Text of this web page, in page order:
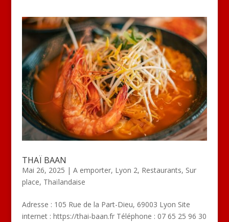
THAÏ BAAN
Mai 26, 2025 | A emporter, Lyon 2, Restaurants, Sur
place, Thaïlandaise
Adresse : 105 Rue de la Part-Dieu, 69003 Lyon Site
internet : https://thai-baan.fr Téléphone : 07 65 25 96 30